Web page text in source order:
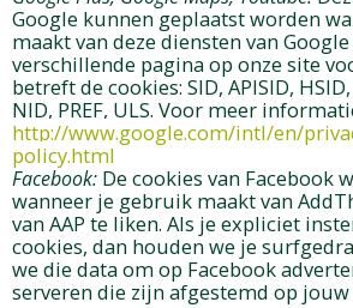
Google kunnen geplaatst worden
maakt van deze diensten van
verschillende pagina op onze site
betreft de cookies: SID, APISID, HSID,
NID, PREF, ULS. Voor meer
http://www.google.com/intl/en/
policy.html
Facebook: De cookies van Facebook
wanneer je gebruik maakt van
van AAP te liken. Als je expliciet
cookies, dan houden we je
we die data om op Facebook
serveren die zijn afgestemd op